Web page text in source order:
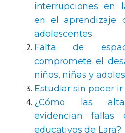
interrupciones en
en el aprendizaje
adolescentes
Falta de
compromete el
niños, niñas y
Estudiar sin poder ir
¿Cómo las
evidencian fallas
educativos de Lara?